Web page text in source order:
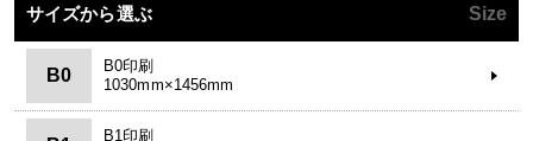
サイズから選ぶ Size
B0
B0印刷
1030mm×1456mm
B1印刷